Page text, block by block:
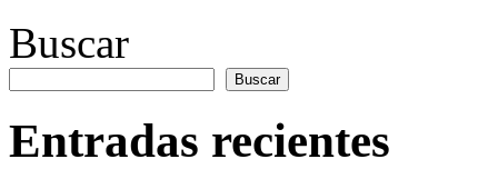
Buscar
Buscar
Entradas recientes